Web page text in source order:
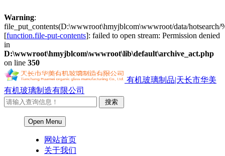
Warning:
file_put_contents(D:\wwwroot\hmyjblcom\wwwroot/data/
[function.file-put-contents]: failed to open stream: Permission denied
in
D:\wwwroot\hmyjblcom\wwwroot\lib\default\archive_act.php
on line 350
有机玻璃制品|天长市华美
有机玻璃制造有限公司
Open Menu
网站首页
关于我们